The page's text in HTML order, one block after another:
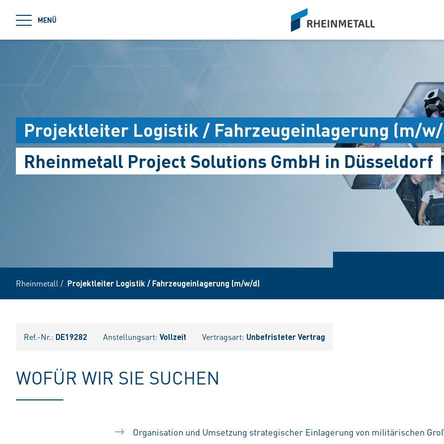
MENÜ
siteLogo
Projektleiter Logistik / Fahrzeugeinlagerung (m/
Rheinmetall Project Solutions GmbH in Düsseldorf
Rheinmetall / Projektleiter Logistik / Fahrzeugeinlagerung (m/w/d)
Ref.-Nr.: DE19282 Anstellungsart: Vollzeit Vertragsart: Unbefristeter Vertrag
WOFÜR WIR SIE SUCHEN
Organisation und Umsetzung strategischer Einlagerung von militärischen